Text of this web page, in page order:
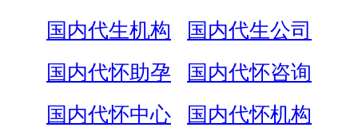
国内代生机构
国内代生公司
国内代怀助孕
国内代怀咨询
国内代怀中心
国内代怀机构